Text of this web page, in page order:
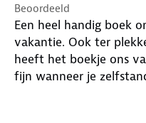
Beoordeeld
Een heel handig boek
vakantie. Ook ter
heeft het boekje ons
fijn wanneer je